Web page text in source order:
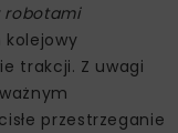
robotami
trakcji. Z uwagi
przestrzeganie